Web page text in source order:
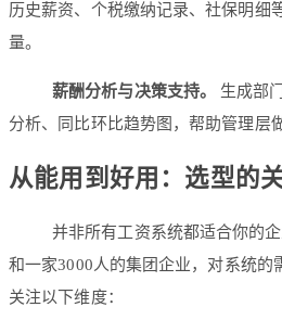
历史薪资、个税缴纳记录、社保明细
量。
薪酬分析与决策支持。
生成部
分析、同比环比趋势图，帮助管理层
从能用到好用：选型的
并非所有工资系统都适合你的
和一家3000人的集团企业，对系统的
关注以下维度：